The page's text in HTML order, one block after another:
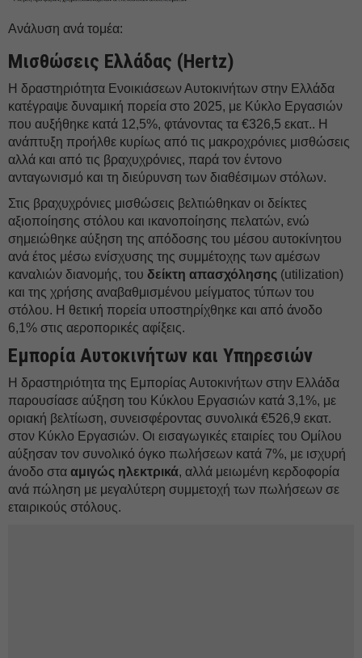
Ανάλυση ανά τομέα:
Μισθώσεις Ελλάδας (Hertz)
Η δραστηριότητα Ενοικιάσεων Αυτοκινήτων στην Ελλάδα
κατέγραψε δυναμική πορεία στο 2025, με Κύκλο Εργασιών
που αυξήθηκε κατά 12,5%, φτάνοντας τα €326,5 εκατ.. Η
ανάπτυξη προήλθε κυρίως από τις μακροχρόνιες μισθώσεις
αλλά και από τις βραχυχρόνιες, παρά τον έντονο
ανταγωνισμό και τη διεύρυνση των διαθέσιμων στόλων.
Στις βραχυχρόνιες μισθώσεις βελτιώθηκαν οι δείκτες
αξιοποίησης στόλου και ικανοποίησης πελατών, ενώ
σημειώθηκε αύξηση της απόδοσης του μέσου αυτοκίνητου
ανά έτος μέσω ενίσχυσης της συμμέτοχης των αμέσων
καναλιών διανομής, του δείκτη απασχόλησης (utilization)
και της χρήσης αναβαθμισμένου μείγματος τύπων του
στόλου. Η θετική πορεία υποστηρίχθηκε και από άνοδο
6,1% στις αεροπορικές αφίξεις.
Εμπορία Αυτοκινήτων και Υπηρεσιών
Η δραστηριότητα της Εμπορίας Αυτοκινήτων στην Ελλάδα
παρουσίασε αύξηση του Κύκλου Εργασιών κατά 3,1%, με
οριακή βελτίωση, συνεισφέροντας συνολικά €526,9 εκατ.
στον Κύκλο Εργασιών. Οι εισαγωγικές εταιρίες του Ομίλου
αύξησαν τον συνολικό όγκο πωλήσεων κατά 7%, με ισχυρή
άνοδο στα αμιγώς ηλεκτρικά, αλλά μειωμένη κερδοφορία
ανά πώληση με μεγαλύτερη συμμετοχή των πωλήσεων σε
εταιρικούς στόλους.